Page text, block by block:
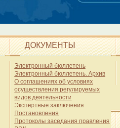
ДОКУМЕНТЫ
Электронный бюллетень
Электронный бюллетень. Архив
О соглашениях об условиях
осуществления регулируемых
видов деятельности
Экспертные заключения
Постановления
Протоколы заседания правления